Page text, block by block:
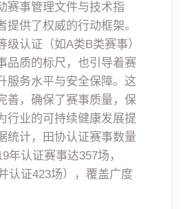
赛事管理文件与技术指
提供了权威的行动框架。
级认证（如A类B类赛事）
品质的标尺，也引导着赛
服务水平与安全保障。这
善，确保了赛事质量，保
行业的可持续健康发展提
统计，田协认证赛事数量
年认证赛事达357场，
认证423场），覆盖广度